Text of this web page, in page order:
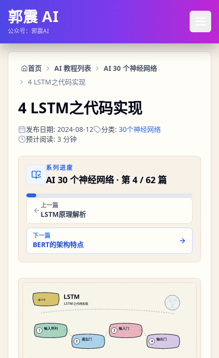
郭震 AI
公众号：郭震AI
首页 AI 教程列表
AI 30 个神经网络
4 LSTM之代码实现
4 LSTM之代码实现
发布日期: 2024-08-12 分类: 30个神经网络
预计阅读: 3 分钟
系列进度
AI 30 个神经网络 · 第 4 /62 篇
上一篇
LSTM原理解析
下一篇
BERT的架构特点